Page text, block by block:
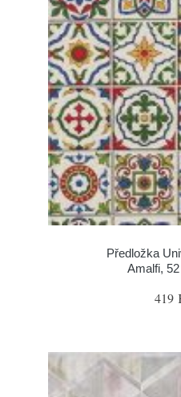
Předložka
Amalfi,
419